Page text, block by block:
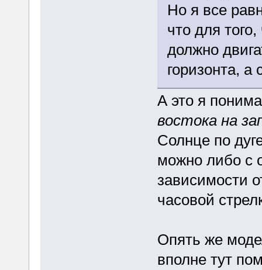
Но я все
что для
должно
горизонта, а
А это я
востока на
Солнце по
можно либо с
зависимости
часовой
Опять же
вполне тут